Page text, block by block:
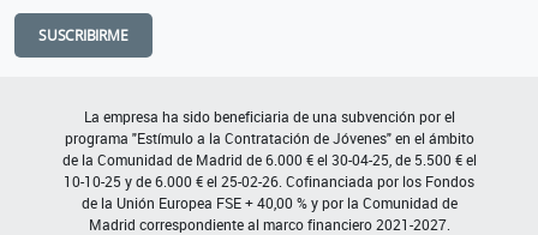
SUSCRIBIRME
La empresa ha sido beneficiaria de una subvención por el
programa "Estímulo a la Contratación de Jóvenes" en el ámbito
de la Comunidad de Madrid de 6.000 € el 30-04-25, de 5.500 € el
10-10-25 y de 6.000 € el 25-02-26. Cofinanciada por los Fondos
de la Unión Europea FSE + 40,00 % y por la Comunidad de
Madrid correspondiente al marco financiero 2021-2027.